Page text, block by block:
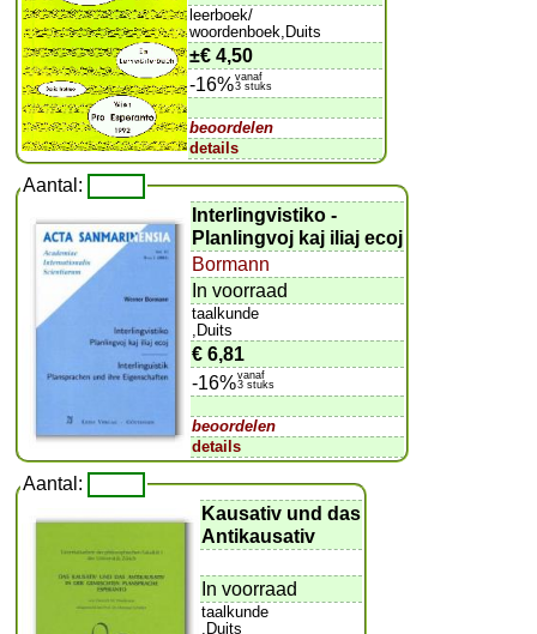
leerboek/
woordenboek,Duits
±€ 4,50
-16%vanaf
3 stuks
beoordelen
details
Aantal:
Interlingvistiko -
Planlingvoj kaj iliaj ecoj
Bormann
In voorraad
taalkunde
,Duits
€ 6,81
-16%vanaf
3 stuks
beoordelen
details
Aantal:
Kausativ und das
Antikausativ
In voorraad
taalkunde
,Duits